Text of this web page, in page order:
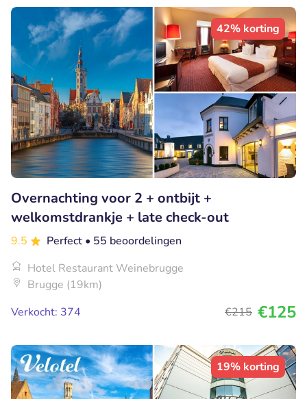
42% korting
Overnachting voor 2 + ontbijt +
welkomstdrankje + late check-out
9.5 Perfect • 55 beoordelingen
Hotel Restaurant Weinebrugge
Brugge (19km)
Verkocht: 374
€215 €125
19% korting